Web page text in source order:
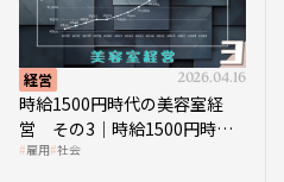
経営 2026.04.16
時給1500円時代の美容室経
営 その3｜時給1500円時
代、美容業はどのような影響
雇用 社会